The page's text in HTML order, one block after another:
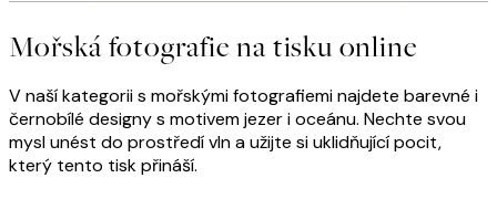
Mořská fotografie na tisku online
V naší kategorii s mořskými fotografiemi najdete barevné i
černobílé designy s motivem jezer i oceánu. Nechte svou
mysl unést do prostředí vln a užijte si uklidňující pocit,
který tento tisk přináší.